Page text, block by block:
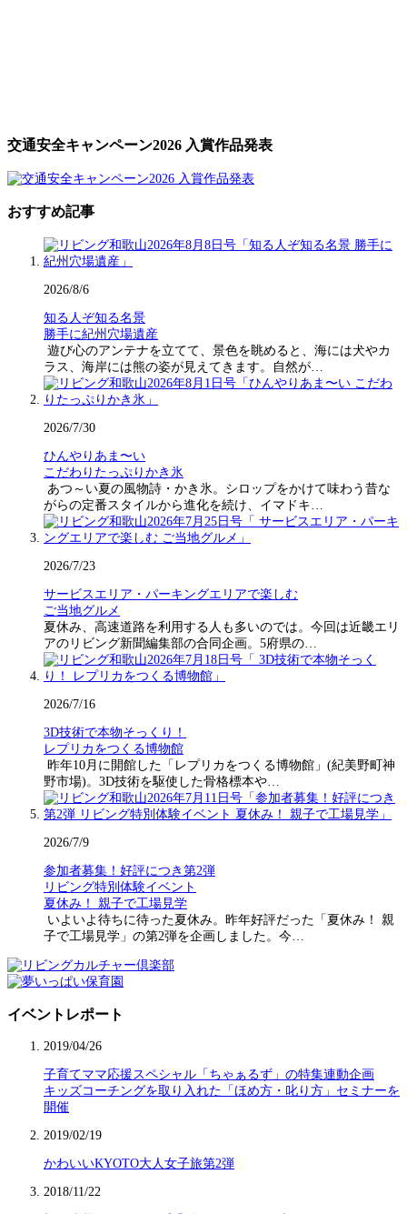
交通安全キャンペーン2026 入賞作品発表
おすすめ記事
2026/8/6
知る人ぞ知る名景
勝手に紀州穴場遺産
遊び心のアンテナを立てて、景色を眺めると、海には犬やカ
ラス、海岸には熊の姿が見えてきます。自然が…
2026/7/30
ひんやりあま〜い
こだわりたっぷりかき氷
あつ～い夏の風物詩・かき氷。シロップをかけて味わう昔な
がらの定番スタイルから進化を続け、イマドキ…
2026/7/23
サービスエリア・パーキングエリアで楽しむ
ご当地グルメ
夏休み、高速道路を利用する人も多いのでは。今回は近畿エリ
アのリビング新聞編集部の合同企画。5府県の…
2026/7/16
3D技術で本物そっくり！
レプリカをつくる博物館
昨年10月に開館した「レプリカをつくる博物館」(紀美野町神
野市場)。3D技術を駆使した骨格標本や…
2026/7/9
参加者募集！好評につき第2弾
リビング特別体験イベント
夏休み！ 親子で工場見学
いよいよ待ちに待った夏休み。昨年好評だった「夏休み！ 親
子で工場見学」の第2弾を企画しました。今…
イベントレポート
2019/04/26
子育てママ応援スペシャル「ちゃぁるず」の特集連動企画
キッズコーチングを取り入れた「ほめ方・叱り方」セミナーを
開催
2019/02/19
かわいいKYOTO大人女子旅第2弾
2018/11/22